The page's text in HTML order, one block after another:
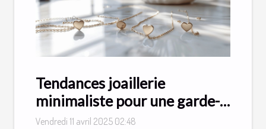
Tendances joaillerie
minimaliste pour une garde-
robe épurée
Vendredi 11 avril 2025 02:48